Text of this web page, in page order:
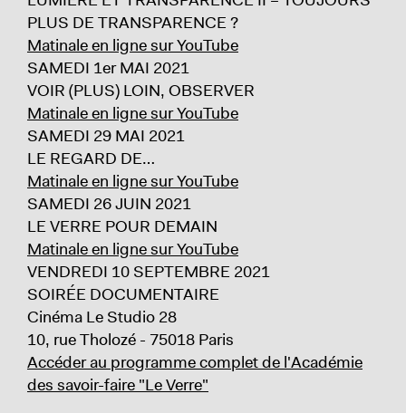
PLUS DE TRANSPARENCE ?
Matinale en ligne sur YouTube
SAMEDI 1er MAI 2021
VOIR (PLUS) LOIN, OBSERVER
Matinale en ligne sur YouTube
SAMEDI 29 MAI 2021
LE REGARD DE…
Matinale en ligne sur YouTube
SAMEDI 26 JUIN 2021
LE VERRE POUR DEMAIN
Matinale en ligne sur YouTube
VENDREDI 10 SEPTEMBRE 2021
SOIRÉE DOCUMENTAIRE
Cinéma Le Studio 28
10, rue Tholozé - 75018 Paris
Accéder au programme complet de l'Académie
des savoir-faire "Le Verre"